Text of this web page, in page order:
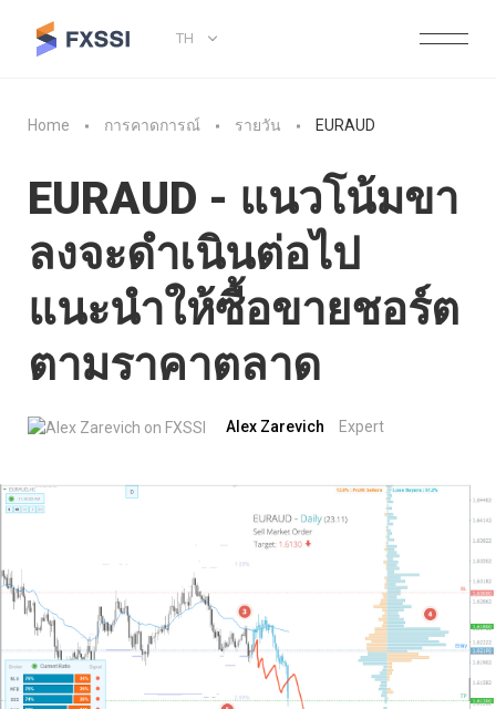
TH
Home การคาดการณ์ รายวัน EURAUD
EURAUD - แนวโน้มขา
ลงจะดำเนินต่อไป
แนะนำให้ซื้อขายชอร์ต
ตามราคาตลาด
Alex Zarevich Expert